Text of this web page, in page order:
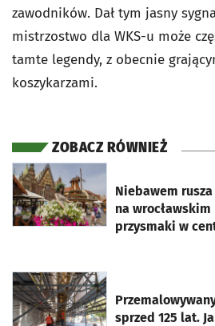
zawodników. Dał tym jasny
mistrzostwo dla WKS-u może
tamte legendy, z obecnie
koszykarzami.
ZOBACZ RÓWNIEŻ
Niebawem
na wrocławskim
przysmaki w
otworzy się w nowej karcie
sprzed 125 lat.
otworzy się w nowej karcie